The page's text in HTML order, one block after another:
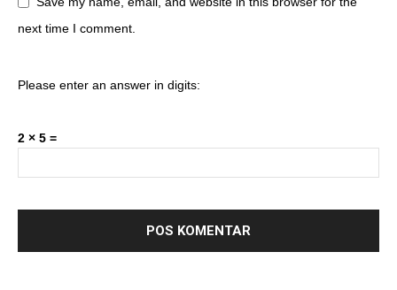
next time I comment.
Please enter an answer in digits:
2 × 5 =